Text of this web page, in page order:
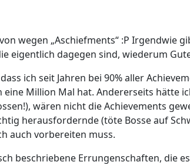
wegen „Aschiefments“ :P Irgendwie
eigentlich dagegen sind, wiederum
ich seit Jahren bei 90% aller
Million Mal hat. Andererseits hätte
wären nicht die Achievements
herausfordernde (töte Bosse auf
auch vorbereiten muss.
beschriebene Errungenschaften, die